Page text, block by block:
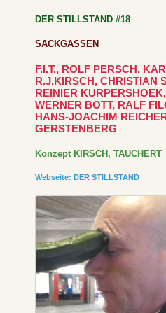
DER STILLSTAND #18
SACKGASSEN
F.I.T., ROLF PERSCH,
R.J.KIRSCH, CHRISTIAN
REINIER
WERNER BOTT, RALF
HANS-JOACHIM
GERSTENBERG
KIRSCH, TAUCHERT
Webseite: DER STILLSTAND